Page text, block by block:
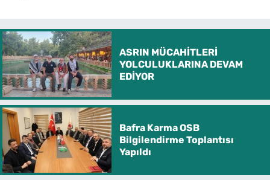
ASRIN MÜCAHİTLERİ
YOLCULUKLARINA DEVAM
EDİYOR
Bafra Karma OSB
Bilgilendirme Toplantısı
Yapıldı